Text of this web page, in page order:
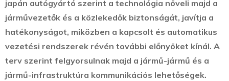
japán autógyártó szerint a technológia növeli majd a
járművezetők és a közlekedők biztonságát, javítja a
hatékonyságot, miközben a kapcsolt és automatikus
vezetési rendszerek révén további előnyöket kínál. A
terv szerint felgyorsulnak majd a jármű-jármű és a
jármű-infrastruktúra kommunikációs lehetőségek.